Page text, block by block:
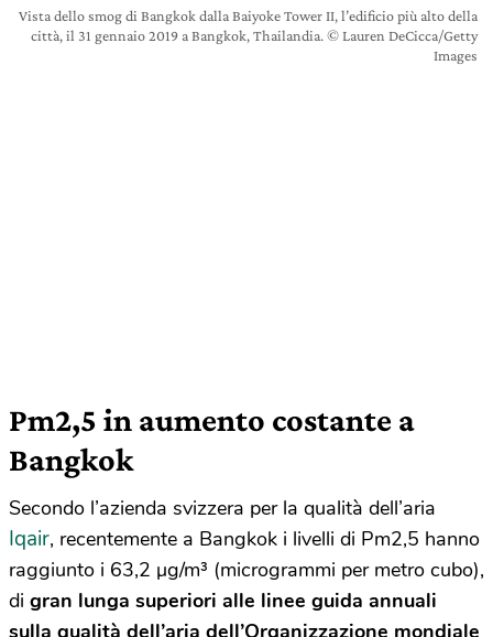
Vista dello smog di Bangkok dalla Baiyoke Tower II, l’edificio più alto della
città, il 31 gennaio 2019 a Bangkok, Thailandia. © Lauren DeCicca/Getty
Images
Pm2,5 in aumento costante a
Bangkok
Secondo l’azienda svizzera per la qualità dell’aria
Iqair, recentemente a Bangkok i livelli di Pm2,5 hanno
raggiunto i 63,2 µg/m³ (microgrammi per metro cubo),
di gran lunga superiori alle linee guida annuali
sulla qualità dell’aria dell’Organizzazione mondiale